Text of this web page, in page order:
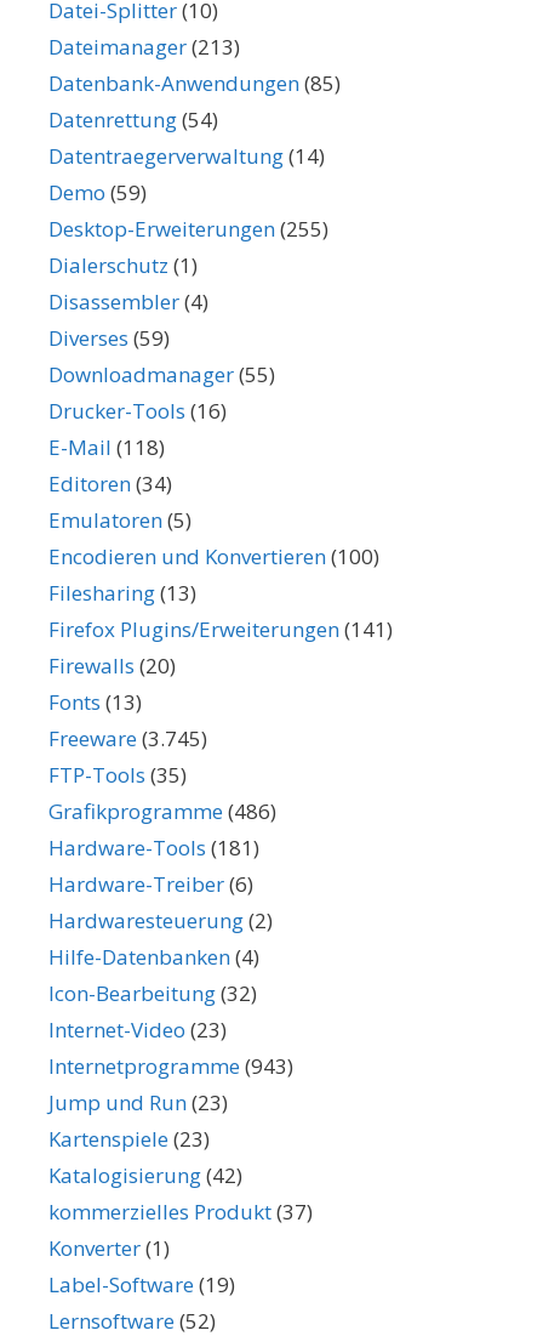
Datei-Splitter(10)
Dateimanager(213)
Datenbank-Anwendungen(85)
Datenrettung(54)
Datentraegerverwaltung(14)
Demo (59)
Desktop-Erweiterungen(255)
Dialerschutz (1)
Disassembler(4)
Diverses (59)
Downloadmanager(55)
Drucker-Tools (16)
E-Mail (118)
Editoren(34)
Emulatoren(5)
Encodieren und Konvertieren(100)
Filesharing(13)
Firefox Plugins/Erweiterungen(141)
Firewalls (20)
Fonts (13)
Freeware(3.745)
FTP-Tools (35)
Grafikprogramme(486)
Hardware-Tools (181)
Hardware-Treiber(6)
Hardwaresteuerung(2)
Hilfe-Datenbanken(4)
Icon-Bearbeitung(32)
Internet-Video (23)
Internetprogramme(943)
Jump und Run(23)
Kartenspiele(23)
Katalogisierung(42)
kommerzielles Produkt(37)
Konverter(1)
Label-Software(19)
Lernsoftware(52)